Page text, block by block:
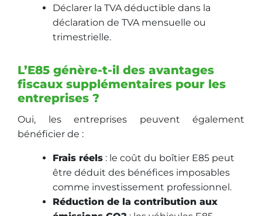
Déclarer la TVA déductible dans la
déclaration de TVA mensuelle ou
trimestrielle.
L’E85 génère-t-il des avantages
fiscaux supplémentaires pour les
entreprises ?
Oui, les entreprises peuvent également
bénéficier de :
Frais réels : le coût du boîtier E85 peut
être déduit des bénéfices imposables
comme investissement professionnel.
Réduction de la contribution aux